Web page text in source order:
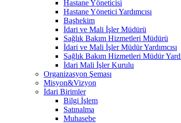
Hastane Yöneticisi
Hastane Yönetici Yardımcısı
Başhekim
İdari ve Mali İşler Müdürü
Sağlık Bakım Hizmetleri Müdürü
İdari ve Mali İşler Müdür Yardımcısı
Sağlık Bakım Hizmetleri Müdür
İdari Mali İşler Kurulu
Organizasyon Şeması
Misyon&Vizyon
İdari Birimler
Bilgi İşlem
Satınalma
Muhasebe